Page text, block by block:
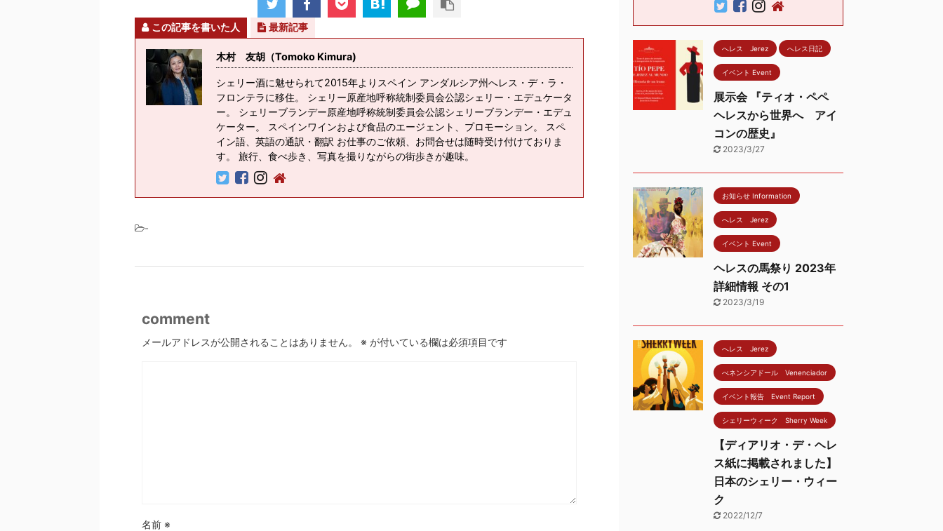
この記事を書いた人 最新記事
木村 友胡（Tomoko Kimura)
シェリー酒に魅せられて2015年よりスペイン アンダルシア州へレス・デ・ラ・
フロンテラに移住。 シェリー原産地呼称統制委員会公認シェリー・エデュケータ
ー。 シェリーブランデー原産地呼称統制委員会公認シェリーブランデー・エデュ
ケーター。 スペインワインおよび食品のエージェント、プロモーション。 スペ
イン語、英語の通訳・翻訳 お仕事のご依頼、お問合せは随時受け付けておりま
す。 旅行、食べ歩き、写真を撮りながらの街歩きが趣味。
-
comment
メールアドレスが公開されることはありません。 ※ が付いている欄は必須項目です
名前 ※
へレス Jerez へレス日記
イベント Event
展示会 『ティオ・ペペ
ヘレスから世界へ アイ
コンの歴史』
2023/3/27
お知らせ Information
へレス Jerez
イベント Event
ヘレスの馬祭り 2023年
詳細情報 その1
2023/3/19
へレス Jerez
べネンシアドール Venenciador
イベント報告 Event Report
シェリーウィーク Sherry Week
【ディアリオ・デ・ヘレ
ス紙に掲載されました】
日本のシェリー・ウィー
ク
2022/12/7